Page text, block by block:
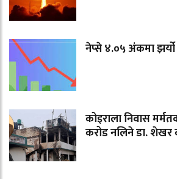
नेप्से ४.०५ अंकमा झर्यो
कोइराला निवास
करोड नलिने डा. शेखर